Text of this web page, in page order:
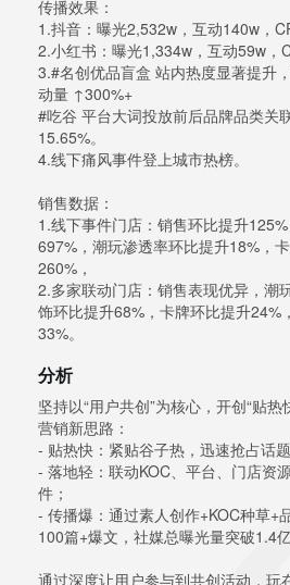
传播效果：
1.抖音：曝光2,532w，互动140w，
2.小红书：曝光1,334w，互动59w，
3.#名创优品盲盒 站内热度显著提升
动量 ↑300%+
#吃谷 平台大词投放前后品牌品类关
15.65%。
4.线下痛风事件登上城市热榜。
销售数据：
1.线下事件门店：销售环比提升
697%，潮玩渗透率环比提升18%，
260%，
2.多家联动门店：销售表现优异，潮
饰环比提升68%，卡牌环比提升24%
33%。
分析
坚持以“用户共创”为核心，开创“贴
营销新思路：
- 贴热快：紧贴谷子热，迅速抢占话
- 落地轻：联动KOC、平台、门店资
件；
- 传播爆：通过素人创作+KOC种草+
100篇+爆文，社媒总曝光量突破1.4亿
通过深度让用户参与到共创活动，玩